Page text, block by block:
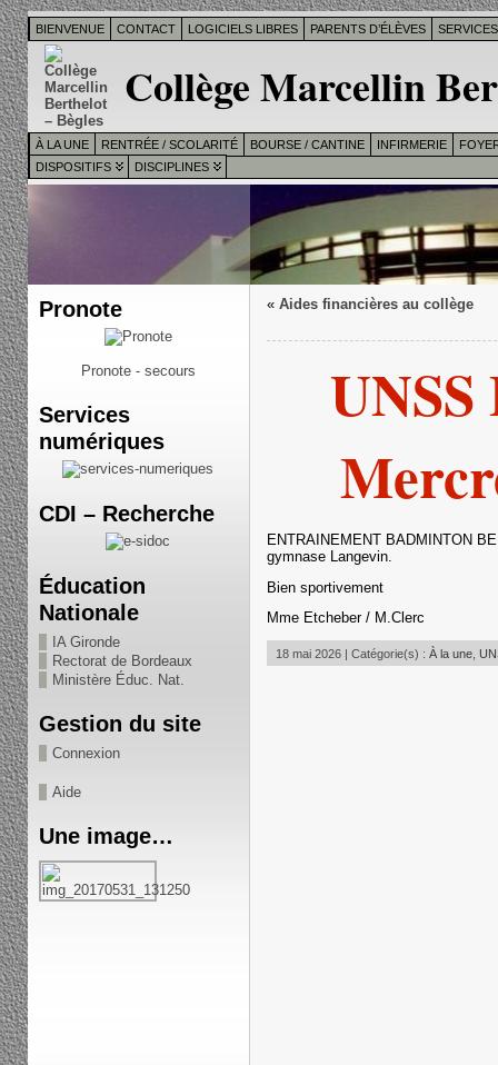
BIENVENUE CONTACT LOGICIELS LIBRES PARENTS D’ÉLÈVES
Collège Marcellin
À LA UNE RENTRÉE / SCOLARITÉ BOURSE / CANTINE INFIRMERIE
DISPOSITIFS
DISCIPLINES
Pronote
Pronote - secours
Services
numériques
CDI – Recherche
Éducation
Nationale
IA Gironde
Rectorat de Bordeaux
Ministère Éduc. Nat.
Gestion du site
Connexion
Aide
Une image…
« Aides financières au collège
ENTRAINEMENT BADMINTON
gymnase Langevin.
Bien sportivement
Mme Etcheber / M.Clerc
18 mai 2026 | Catégorie(s) : À la une,